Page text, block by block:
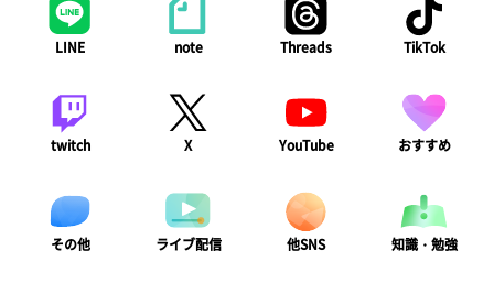
LINE note Threads TikTok
twitch X YouTube おすすめ
その他 ライブ配信 他SNS 知識・勉強